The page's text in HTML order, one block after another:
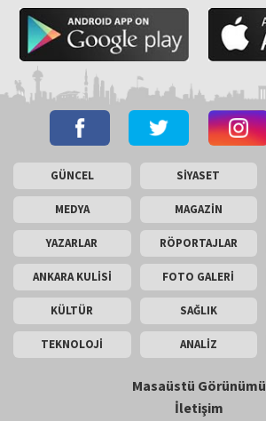
GÜNCEL SİYASET
MEDYA MAGAZİN
YAZARLAR RÖPORTAJLAR
ANKARA KULİSİ FOTO GALERİ
KÜLTÜR SAĞLIK
TEKNOLOJİ ANALİZ
Masaüstü Görünümü
İletişim